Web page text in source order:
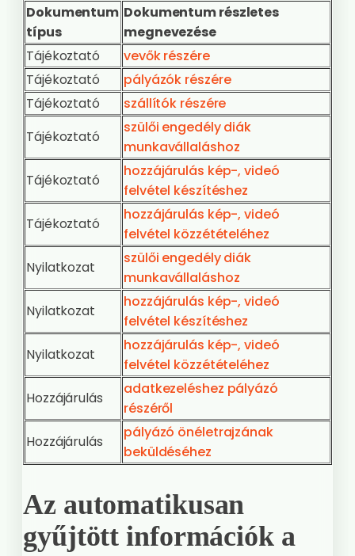
Dokumentum
típus
Dokumentum részletes
megnevezése
Tájékoztató
vevők részére
Tájékoztató
pályázók részére
Tájékoztató
szállítók részére
Tájékoztató
szülői engedély diák
munkavállaláshoz
Tájékoztató
hozzájárulás kép-, videó
felvétel készítéshez
Tájékoztató
hozzájárulás kép-, videó
felvétel közzétételéhez
Nyilatkozat
szülői engedély diák
munkavállaláshoz
Nyilatkozat
hozzájárulás kép-, videó
felvétel készítéshez
Nyilatkozat
hozzájárulás kép-, videó
felvétel közzétételéhez
Hozzájárulás
adatkezeléshez pályázó
részéről
Hozzájárulás
pályázó önéletrajzának
beküldéséhez
Az automatikusan
gyűjtött információk a